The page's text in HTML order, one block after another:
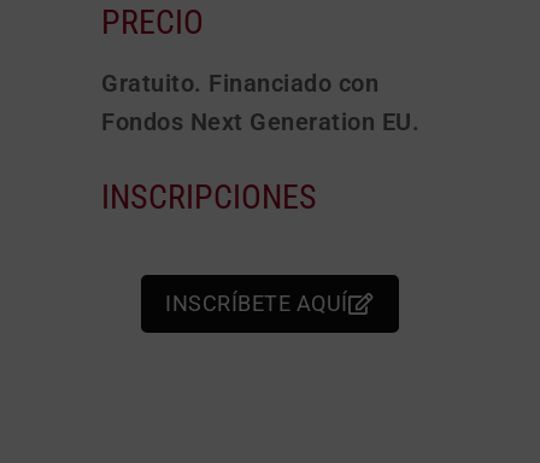
PRECIO
Gratuito. Financiado con
Fondos Next Generation EU.
INSCRIPCIONES
INSCRÍBETE AQUÍ